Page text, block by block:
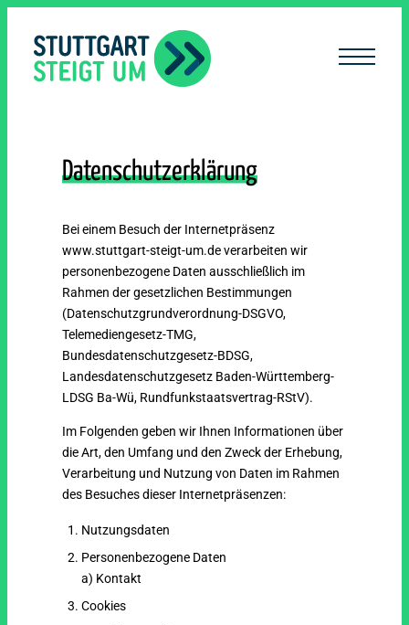
Datenschutzerklärung
Bei einem Besuch der Internetpräsenz
www.stuttgart-steigt-um.de verarbeiten wir
personenbezogene Daten ausschließlich im
Rahmen der gesetzlichen Bestimmungen
(Datenschutzgrundverordnung-DSGVO,
Telemediengesetz-TMG,
Bundesdatenschutzgesetz-BDSG,
Landesdatenschutzgesetz Baden-Württemberg-
LDSG Ba-Wü, Rundfunkstaatsvertrag-RStV).
Im Folgenden geben wir Ihnen Informationen über
die Art, den Umfang und den Zweck der Erhebung,
Verarbeitung und Nutzung von Daten im Rahmen
des Besuches dieser Internetpräsenzen:
Nutzungsdaten
Personenbezogene Daten
a) Kontakt
Cookies